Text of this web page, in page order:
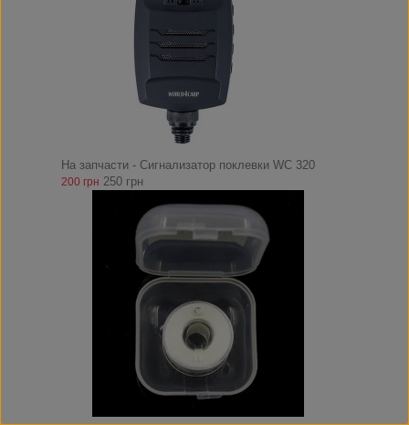
На запчасти - Сигнализатор поклевки WC 320
200 грн 250 грн